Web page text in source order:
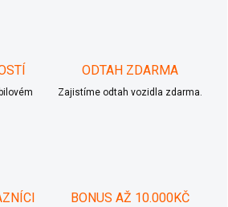
ODTAH ZDARMA
Zajistíme odtah vozidla zdarma.
BONUS AŽ 10.000KČ